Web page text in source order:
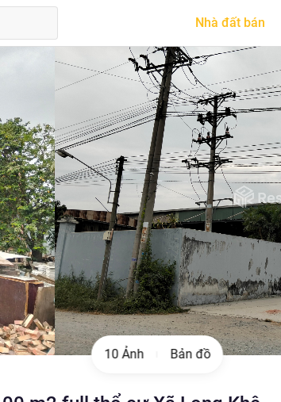
Nhà đất bán
10 Ảnh Bản đồ